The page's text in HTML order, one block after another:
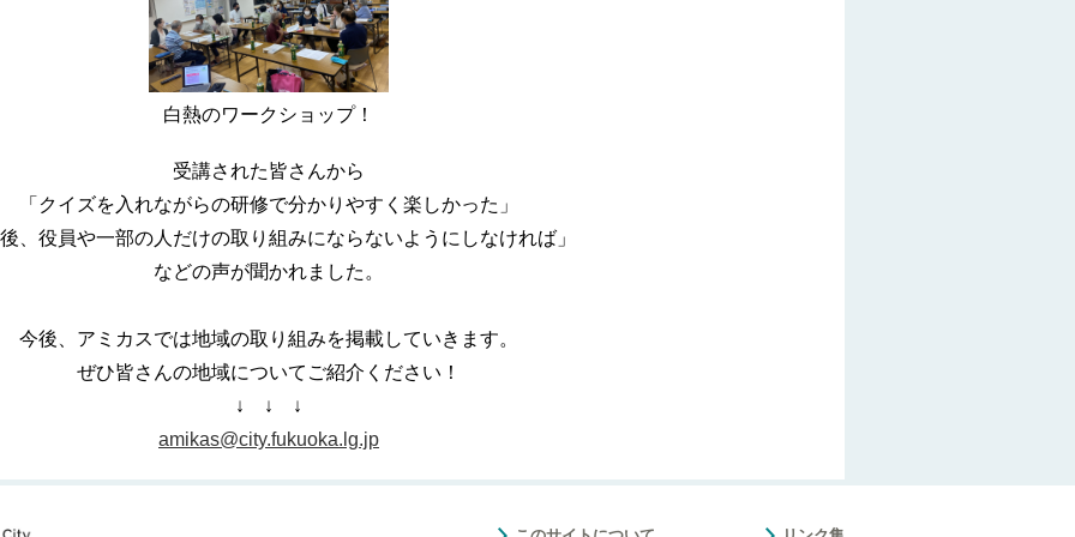
白熱のワークショップ！
受講された皆さんから
「クイズを入れながらの研修で分かりやすく楽しかった」
、役員や一部の人だけの取り組みにならないようにしなければ」
などの声が聞かれました。
今後、アミカスでは地域の取り組みを掲載していきます。
ぜひ皆さんの地域についてご紹介ください！
↓ ↓ ↓
amikas@city.fukuoka.lg.jp